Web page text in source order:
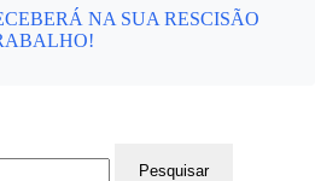
NA SUA RESCISÃO